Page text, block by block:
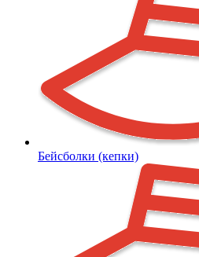
Бейсболки (кепки)